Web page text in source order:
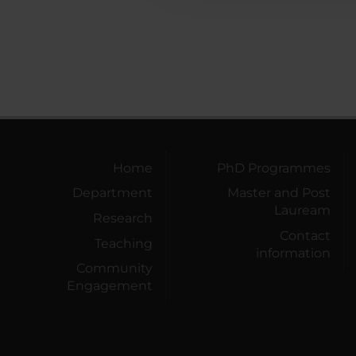
Home
Department
Research
Teaching
Community
Engagement
PhD Programmes
Master and Post
Lauream
Contact
information